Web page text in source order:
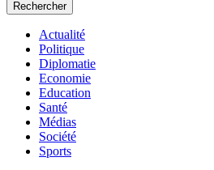
Rechercher
Actualité
Politique
Diplomatie
Economie
Education
Santé
Médias
Société
Sports